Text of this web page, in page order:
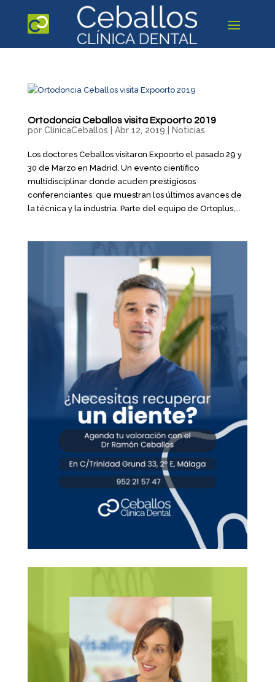
Ortodoncia Ceballos visita Expoorto 2019
por ClínicaCeballos Abr 12, 2019 Noticias
Los doctores Ceballos visitaron Expoorto el pasado 29 y
30 de Marzo en Madrid. Un evento científico
multidisciplinar donde acuden prestigiosos
conferenciantes que muestran los últimos avances de
la técnica y la industria. Parte del equipo de Ortoplus,...